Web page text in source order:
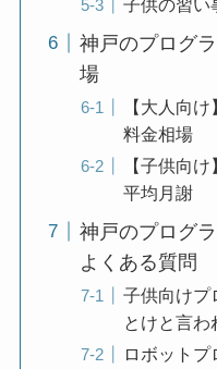
子供の習い
神戸のプログ
場
【大人向
料金相場
【子供向
平均月謝
神戸のプログ
よくある質問
子供向けプ
とけと言わ
ロボットプ